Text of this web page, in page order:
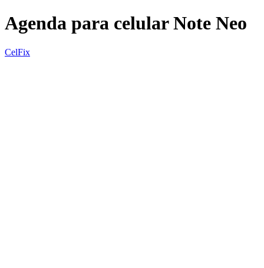
Agenda para celular Note Neo
CelFix